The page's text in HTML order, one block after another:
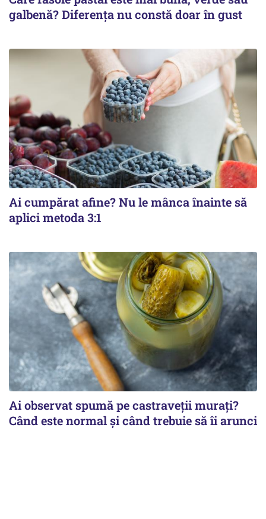
galbenă? Diferența nu constă doar în gust
Ai cumpărat afine? Nu le mânca înainte să
aplici metoda 3:1
Ai observat spumă pe castraveții murați?
Când este normal și când trebuie să îi arunci